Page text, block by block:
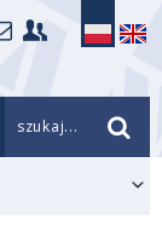
szukaj...